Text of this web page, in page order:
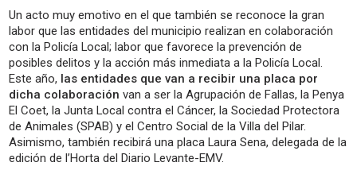
Un acto muy emotivo en el que también se reconoce la gran
labor que las entidades del municipio realizan en colaboración
con la Policía Local; labor que favorece la prevención de
posibles delitos y la acción más inmediata a la Policía Local.
Este año, las entidades que van a recibir una placa por
dicha colaboración van a ser la Agrupación de Fallas, la Penya
El Coet, la Junta Local contra el Cáncer, la Sociedad Protectora
de Animales (SPAB) y el Centro Social de la Villa del Pilar.
Asimismo, también recibirá una placa Laura Sena, delegada de la
edición de l’Horta del Diario Levante-EMV.